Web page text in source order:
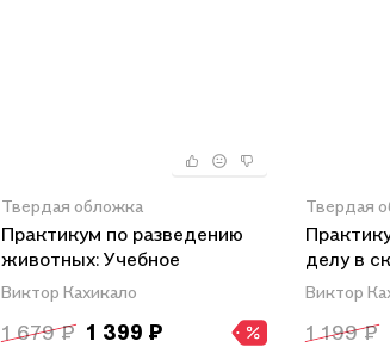
Твердая обложка
Практикум по разведению
животных: Учебное
пособие.- 2-е изд., перераб.
и доп.
Виктор Кахикало
1 679 ₽ 1 399 ₽
Твердая
делу в
Учебное
Виктор
1 199 ₽